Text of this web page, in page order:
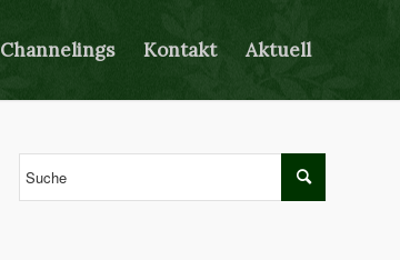
Channelings Kontakt Aktuell